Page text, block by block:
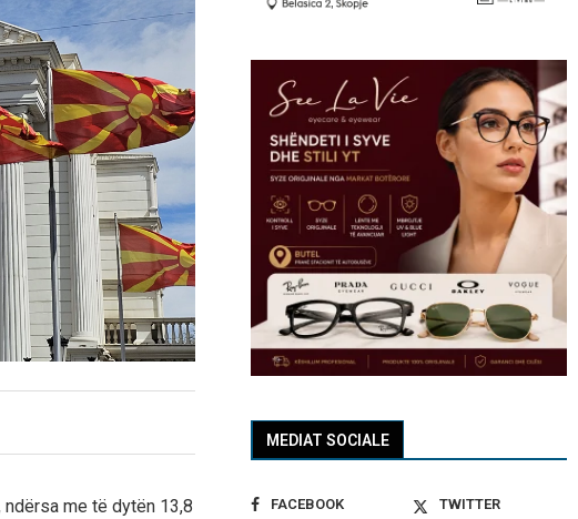
me të dytën 13,8
MEDIAT SOCIALE
FACEBOOK
TWITTER